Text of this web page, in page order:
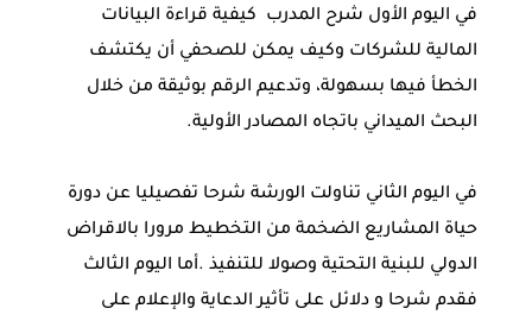
في اليوم الأول شرح المدرب كيفية قراءة البيانات
المالية للشركات وكيف يمكن للصحفي أن يكتشف
الخطأ فيها بسهولة، وتدعيم الرقم بوثيقة من خلال
البحث الميداني باتجاه المصادر الأولية.
في اليوم الثاني تناولت الورشة شرحا تفصيليا عن دورة
حياة المشاريع الضخمة من التخطيط مرورا بالاقراض
الدولي للبنية التحتية وصولا للتنفيذ .أما اليوم الثالث
فقدم شرحا و دلائل على تأثير الدعاية والإعلام على